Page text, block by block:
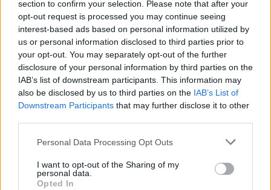
section to confirm your selection. Please note that after your
opt-out request is processed you may continue seeing
interest-based ads based on personal information utilized by
us or personal information disclosed to third parties prior to
your opt-out. You may separately opt-out of the further
disclosure of your personal information by third parties on the
IAB’s list of downstream participants. This information may
also be disclosed by us to third parties on the IAB’s List of
Downstream Participants that may further disclose it to other
Personal Data Processing Opt Outs
I want to opt-out of the Sharing of my
personal data.
Opted In
Salvatore Scarpa e Mario Ferrara. Contestualmente, si
comunica che è stato individuato lo Stadio Leonardo Garilli di
Piacenza quale impianto alternativo. La società desidera
ringraziare il Piacenza Calcio, il Comune di Piacenza e la
Questura di Piacenza per la disponibilità e la collaborazione
dimostrate. Le Vespe saranno ai nastri di partenza del
campionato di Serie BKT per la terza stagione consecutiva,
l’ottava complessiva nella storia del club".